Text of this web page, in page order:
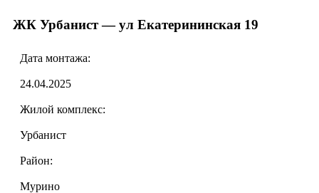
ЖК Урбанист — ул Екатерининская 19
Дата монтажа:
24.04.2025
Жилой комплекс:
Урбанист
Район:
Мурино